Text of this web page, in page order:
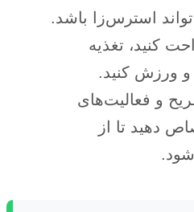
استرس‌زا باشد.
کنید، تغذیه
ورزش کنید.
و فعالیت‌های
دهید تا از